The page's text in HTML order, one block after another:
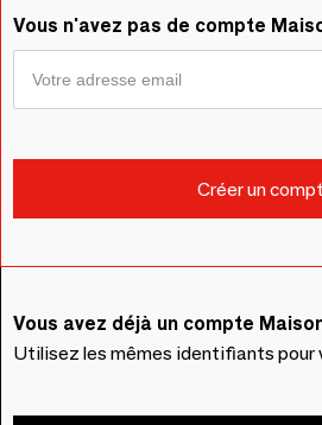
Vous n'avez pas de compte
Vous avez déjà un compte
Utilisez les mêmes identifiants pour